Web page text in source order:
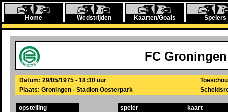
Home Wedstrijden Kaarten/Goals Spelers
FC Groningen
Datum: 29/05/1975 - 18:30 uur
Plaats: Groningen - Stadion Oosterpark
opstelling
speler kaart